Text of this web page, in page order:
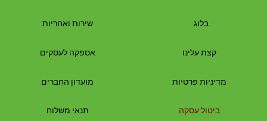
בלוג
קצת עלינו
מדיניות פרטיות
ביטול עסקה
שירות ואחריות
אספקה לעסקים
מועדון החברים
תנאי משלוח